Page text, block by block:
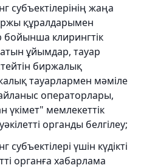
жаңа
құралдарымен
клирингтік
ұйымдар, тауар
биржалық
тауарлармен мәміле
операторлары,
үкімет" мемлекеттік
органды белгілеу;
үшін күдікті
органға хабарлама